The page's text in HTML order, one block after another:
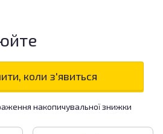
коли з'явиться
накопичувальної знижки